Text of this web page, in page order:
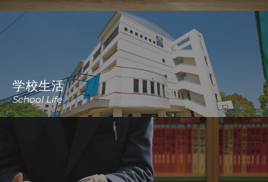
学校生活
School Life